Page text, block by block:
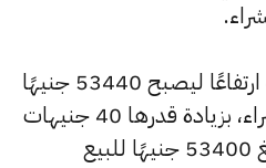
وشهد سعر الجنيه الذهب ارتفاعًا ليصبح 53440 جنيهًا
للبيع و52880 جنيهًا للشراء، بزيادة قدرها 40 جنيهات
عن السعر السابق الذي بلغ 53400 جنيهًا للبيع